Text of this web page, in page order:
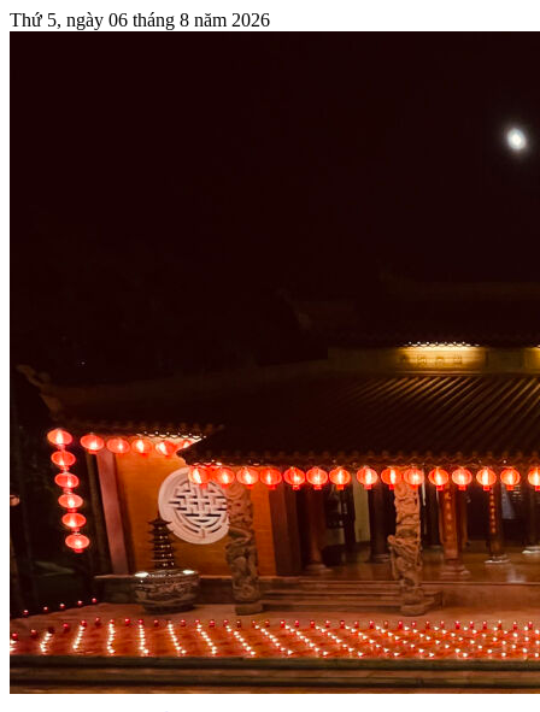
Thứ 5, ngày 06 tháng 8 năm 2026